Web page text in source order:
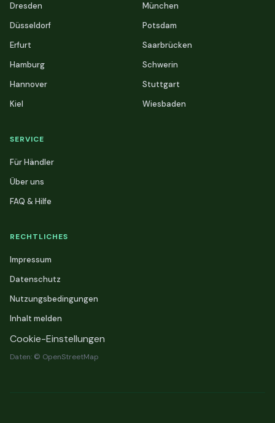
Dresden
Düsseldorf
Erfurt
Hamburg
Hannover
Kiel
München
Potsdam
Saarbrücken
Schwerin
Stuttgart
Wiesbaden
SERVICE
Für Händler
Über uns
FAQ & Hilfe
RECHTLICHES
Impressum
Datenschutz
Nutzungsbedingungen
Inhalt melden
Cookie-Einstellungen
Daten: © OpenStreetMap